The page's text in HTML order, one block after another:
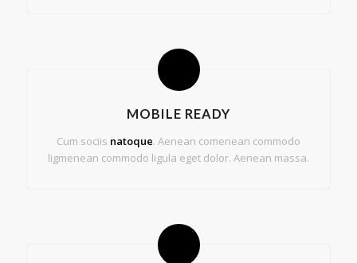
MOBILE READY
Cum sociis natoque. Aenean comenean commodo
ligmenean commodo ligula eget dolor. Aenean massa.